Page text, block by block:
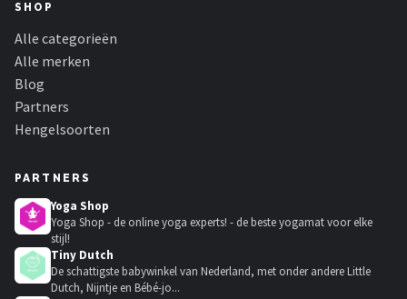
SHOP
Alle categorieën
Alle merken
Blog
Partners
Hengelsoorten
PARTNERS
Yoga Shop
Yoga Shop - de online yoga experts! - de beste yogamat voor elke
stijl!
Tiny Dutch
De schattigste babywinkel van Nederland, met onder andere Little
Dutch, Nijntje en Bébé-jo...